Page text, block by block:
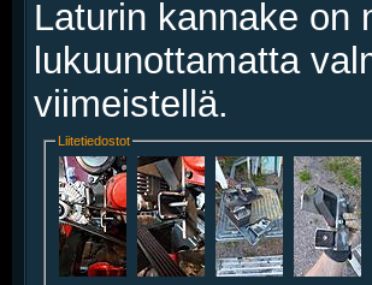
Laturin kannake on
lukuunottamatta
viimeistellä.
Liitetiedostot